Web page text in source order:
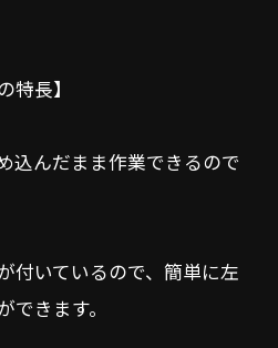
特長】
込んだまま作業できるので
付いているので、簡単に左
きます。